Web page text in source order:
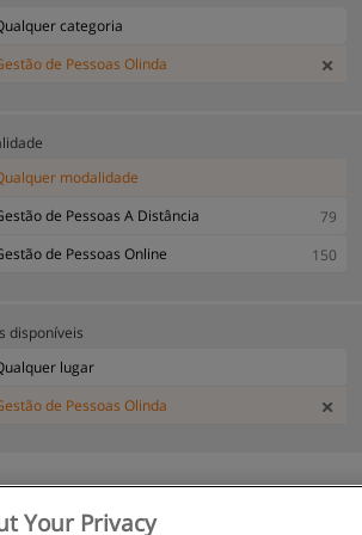
categoria
de Pessoas Olinda
modalidade
de Pessoas A Distância
79
de Pessoas Online
150
disponíveis
lugar
de Pessoas Olinda
Your Privacy